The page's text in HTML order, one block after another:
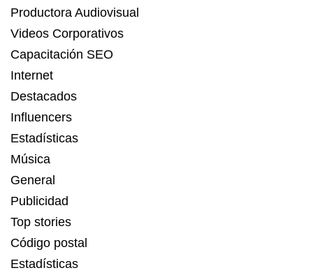
Productora Audiovisual
Videos Corporativos
Capacitación SEO
Internet
Destacados
Influencers
Estadísticas
Música
General
Publicidad
Top stories
Código postal
Estadísticas